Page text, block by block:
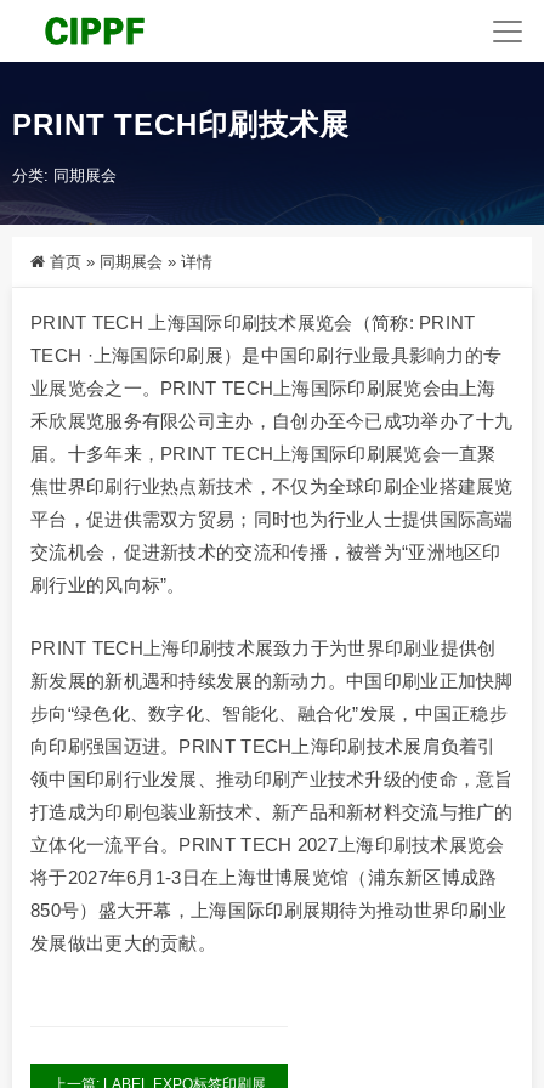
PRINT TECH印刷技术展
分类: 同期展会
首页 » 同期展会 » 详情
PRINT TECH 上海国际印刷技术展览会（简称: PRINT
TECH ·上海国际印刷展）是中国印刷行业最具影响力的专
业展览会之一。PRINT TECH上海国际印刷展览会由上海
禾欣展览服务有限公司主办，自创办至今已成功举办了十九
届。十多年来，PRINT TECH上海国际印刷展览会一直聚
焦世界印刷行业热点新技术，不仅为全球印刷企业搭建展览
平台，促进供需双方贸易；同时也为行业人士提供国际高端
交流机会，促进新技术的交流和传播，被誉为“亚洲地区印
刷行业的风向标”。
PRINT TECH上海印刷技术展致力于为世界印刷业提供创
新发展的新机遇和持续发展的新动力。中国印刷业正加快脚
步向“绿色化、数字化、智能化、融合化”发展，中国正稳步
向印刷强国迈进。PRINT TECH上海印刷技术展肩负着引
领中国印刷行业发展、推动印刷产业技术升级的使命，意旨
打造成为印刷包装业新技术、新产品和新材料交流与推广的
立体化一流平台。PRINT TECH 2027上海印刷技术展览会
将于2027年6月1-3日在上海世博展览馆（浦东新区博成路
850号）盛大开幕，上海国际印刷展期待为推动世界印刷业
发展做出更大的贡献。